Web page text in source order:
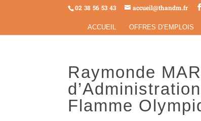
02 38 56 53 43 accueil@thandm.fr
ACCUEIL OFFRES D’EMPLOIS
Raymonde
Flamme